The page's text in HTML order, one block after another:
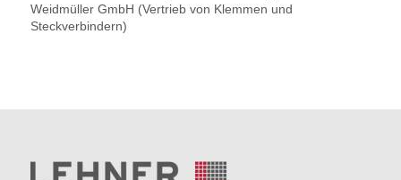
Weidmüller GmbH (Vertrieb von Klemmen und
Steckverbindern)